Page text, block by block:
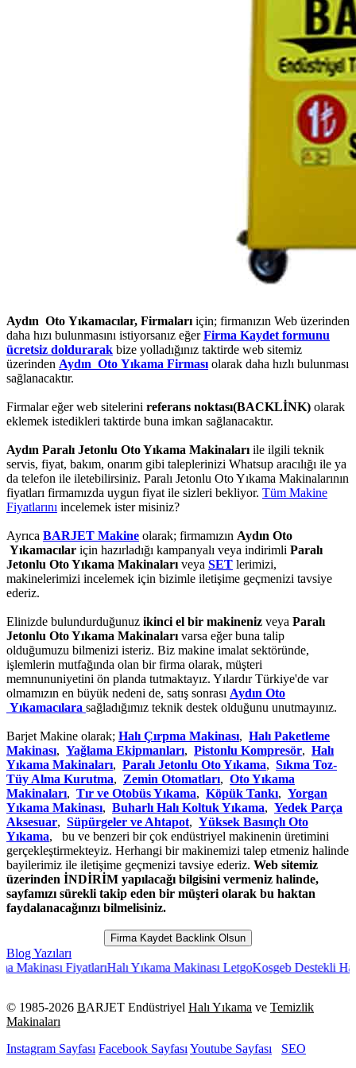
Aydın Oto Yıkamacılar, Firmalarıiçin; firmanızın Web üzerinden
daha hızı bulunmasını istiyorsanız eğerFirma Kaydet formunu
ücretsiz doldurarak bize yolladığınız taktirde web sitemiz
üzerinden Aydın Oto Yıkama Firmasıolarak daha hızlı bulunması
sağlanacaktır.
Firmalar eğer web sitelerini referans noktası(BACKLİNK) olarak
eklemek istedikleri taktirde buna imkan sağlanacaktır.
Aydın Paralı Jetonlu Oto Yıkama Makinalarıile ilgili teknik
servis, fiyat, bakım, onarım gibi taleplerinizi Whatsup aracılığı ile ya
da telefon ile iletebilirsiniz. Paralı Jetonlu Oto Yıkama Makinalarının
fiyatları firmamızda uygun fiyat ile sizleri bekliyor. Tüm Makine
Fiyatlarını incelemek ister misiniz?
Ayrıca BARJET Makine olarak; firmamızın Aydın Oto
Yıkamacılar için hazırladığı kampanyalı veya indirimli Paralı
Jetonlu Oto Yıkama Makinalarıveya SET lerimizi,
makinelerimizi incelemek için bizimle iletişime geçmenizi tavsiye
ederiz.
Elinizde bulundurduğunuz ikinci el bir makineniz veya Paralı
Jetonlu Oto Yıkama Makinalarıvarsa eğer buna talip
olduğumuzu bilmenizi isteriz. Biz makine imalat sektöründe,
işlemlerin mutfağında olan bir firma olarak, müşteri
memnununiyetini ön planda tutmaktayız. Yılardır Türkiye'de var
olmamızın en büyük nedeni de, satış sonrası Aydın Oto
Yıkamacılara sağladığımız teknik destek olduğunu unutmayınız.
Barjet Makine olarak; Halı Çırpma Makinası, Halı Paketleme
Makinası, Yağlama Ekipmanları, Pistonlu Kompresör, Halı
Yıkama Makinaları, Paralı Jetonlu Oto Yıkama, Sıkma Toz-
Tüy Alma Kurutma, Zemin Otomatları, Oto Yıkama
Makinaları, Tır ve Otobüs Yıkama, Köpük Tankı, Yorgan
Yıkama Makinası, Buharlı Halı Koltuk Yıkama, Yedek Parça
Aksesuar, Süpürgeler ve Ahtapot, Yüksek Basınçlı Oto
Yıkama, bu ve benzeri bir çok endüstriyel makinenin üretimini
gerçekleştirmekteyiz. Herhangi bir makinemizi talep etmeniz halinde
bayilerimiz ile iletişime geçmenizi tavsiye ederiz. Web sitemiz
üzerinden İNDİRİM yapılacağı bilgisini vermeniz halinde,
sayfamızı sürekli takip eden bir müşteri olarak bu haktan
faydalanacağınızı bilmelisiniz.
Firma Kaydet Backlink Olsun
Blog Yazıları
FiyatlarıHalı Yıkama Makinası Letgo Kosgeb Destekli Halı
© 1985-2026 BARJET Endüstriyel Halı Yıkama ve Temizlik
Makinaları
Instagram Sayfası Facebook SayfasıYoutube Sayfası SEO